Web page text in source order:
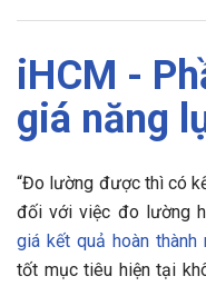
iHCM -
giá năng
“Đo lường được thì có
đối với việc đo lường
giá kết quả hoàn thành
tốt mục tiêu hiện tại